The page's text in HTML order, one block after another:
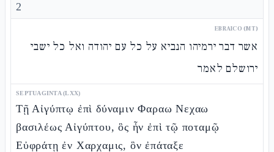
2
EBRAICO (MT)
אשר דבר ירמיהו הנביא על כל עם יהודה ואל כל ישבי
ירושלם לאמר
SEPTUAGINTA (LXX)
Τῇ Αἰγύπτῳ ἐπὶ δύναμιν Φαραω Νεχαω
βασιλέως Αἰγύπτου, ὃς ἦν ἐπὶ τῷ ποταμῷ
Εὐφράτῃ ἐν Χαρχαμις, ὃν ἐπάταξε